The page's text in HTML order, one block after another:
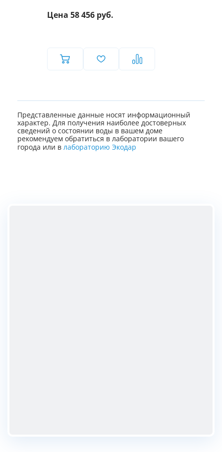
Цена 58 456 руб.
Представленные данные носят информационный
характер. Для получения наиболее достоверных
сведений о состоянии воды в вашем доме
рекомендуем обратиться в лаборатории вашего
города или в лабораторию Экодар